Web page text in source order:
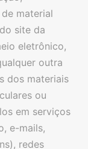
material
site da
eletrônico,
outra
dos materiais
ou
em serviços
e-mails,
redes